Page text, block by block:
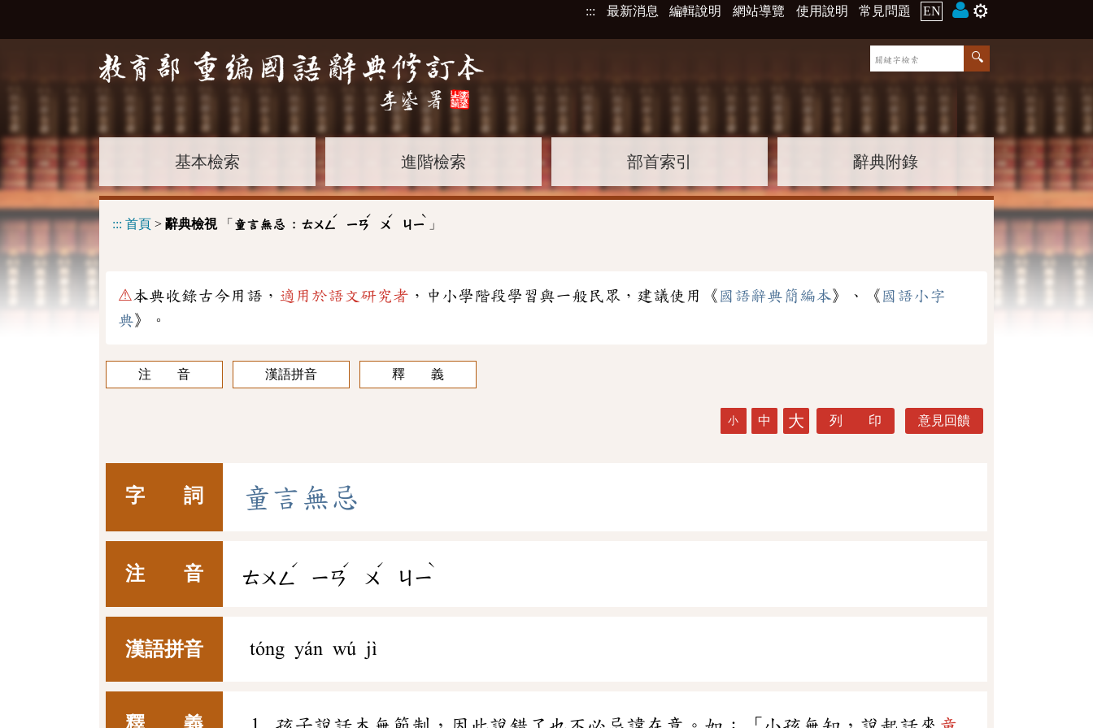
::: 最新消息 編輯說明 網站導覽 使用說明 常見問題 EN ⚙️
基本檢索 進階檢索 部首索引 辭典附錄
::: 首頁 > 辭典檢視「 童言無忌 : ㄊㄨㄥ
ˊ
ㄧㄢ
ˊ
ㄨ
ˊ
ㄐㄧ
ˋ
」
⚠本典收錄古今用語， 適用於語文研究者 ，中小學階段學習與一般民眾，建議使用《 國語辭典簡編本》、《 國語小字
典》。
注 音 漢語拼音 釋 義
小 中 大 列 印 意見回饋
字 詞 童言 無忌
注 音 ㄊㄨㄥ
ˊ
ㄧㄢ
ˊ
ㄨ
ˊ
ㄐㄧ
ˋ
漢語拼音 tóng yán wú jì